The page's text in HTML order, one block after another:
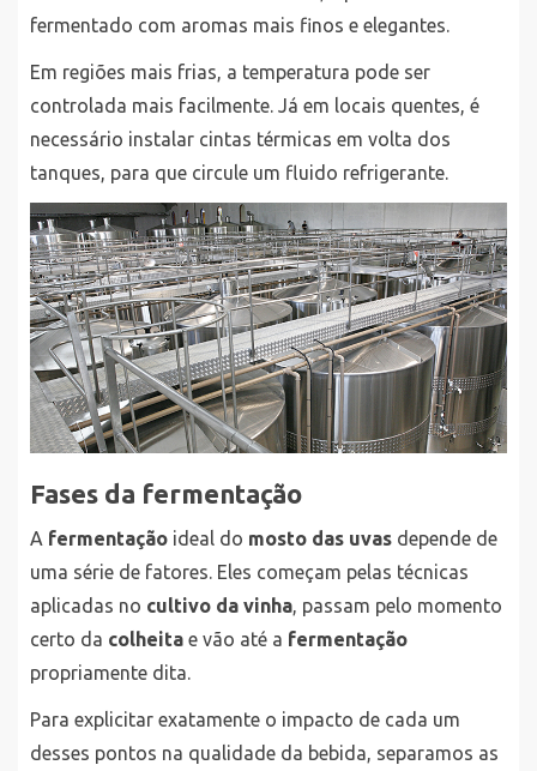
fermentado com aromas mais finos e elegantes.
Em regiões mais frias, a temperatura pode ser
controlada mais facilmente. Já em locais quentes, é
necessário instalar cintas térmicas em volta dos
tanques, para que circule um fluido refrigerante.
Fases da fermentação
A fermentação ideal do mosto das uvas depende de
uma série de fatores. Eles começam pelas técnicas
aplicadas no cultivo da vinha, passam pelo momento
certo da colheita e vão até a fermentação
propriamente dita.
Para explicitar exatamente o impacto de cada um
desses pontos na qualidade da bebida, separamos as